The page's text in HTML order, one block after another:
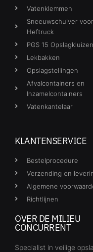
Vatenklemmen
Sneeuwschuiver voor
Heftruck
PGS 15 Opslagkluizen
Lekbakken
Opslagstellingen
Afvalcontainers en
Inzamelcontainers
Vatenkantelaar
KLANTENSERVICE
Bestelprocedure
Verzending en
Algemene
Richtlijnen
OVER DE MILIEU
CONCURRENT
Specialist in veilige